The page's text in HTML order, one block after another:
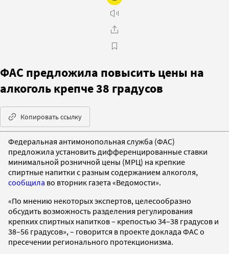
ФАС предложила повысить цены на
алкоголь крепче 38 градусов
Копировать ссылку
Федеральная антимонопольная служба (ФАС)
предложила установить дифференцированные ставки
минимальной розничной цены (МРЦ) на крепкие
спиртные напитки с разным содержанием алкоголя,
сообщила во вторник газета «Ведомости».
«По мнению некоторых экспертов, целесообразно
обсудить возможность разделения регулирования
крепких спиртных напитков – крепостью 34–38 градусов и
38–56 градусов», – говорится в проекте доклада ФАС о
пресечении регионального протекционизма.